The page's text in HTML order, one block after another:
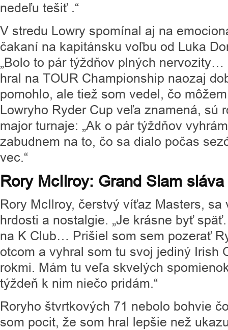
nedeľu tešiť .“
V stredu Lowry spomínal aj na
čakaní na kapitánsku voľbu od Luka
„Bolo to pár týždňov plných
hral na TOUR Championship naozaj
pomohlo, ale tiež som vedel, čo
Lowryho Ryder Cup veľa znamená, sú
major turnaje: „Ak o pár týždňov
zabudnem na to, čo sa dialo počas
vec.“
Rory McIlroy: Grand Slam
Rory McIlroy, čerstvý víťaz Masters, sa
hrdosti a nostalgie. „Je krásne byť
na K Club… Prišiel som sem pozerať
otcom a vyhral som tu svoj jediný Irish
rokmi. Mám tu veľa skvelých
týždeň k nim niečo pridám.“
Roryho štvrtkových 71 nebolo bohvie
som pocit, že som hral lepšie než